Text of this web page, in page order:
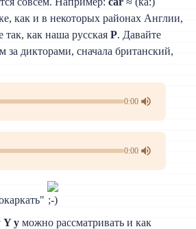
как и в некоторых районах Англии,
так, как наша русскаяР. Давайте
дикторами, сначала британский,
0:00
0:00
Y y можно рассматривать и как